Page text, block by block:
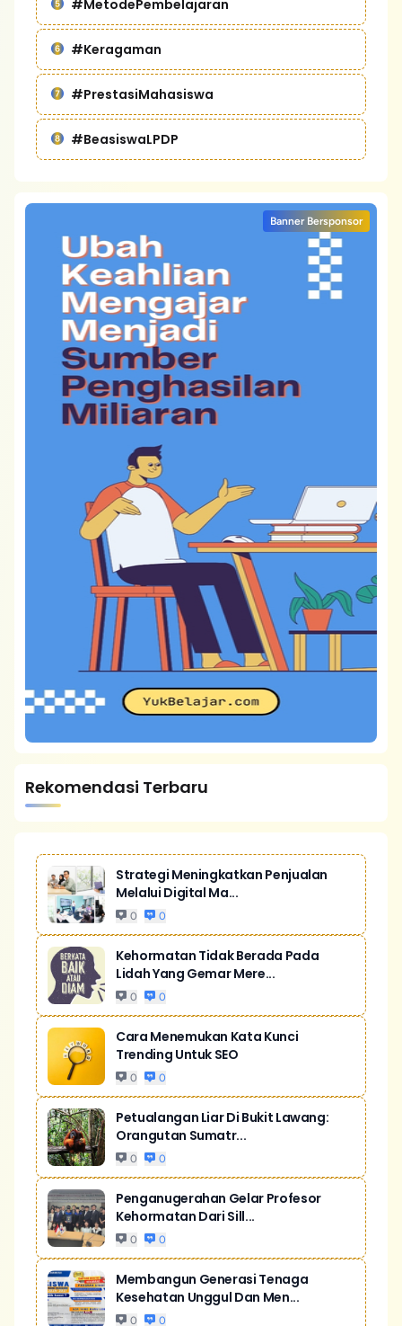
#MetodePembelajaran
#Keragaman
#PrestasiMahasiswa
#BeasiswaLPDP
Banner Bersponsor
Rekomendasi Terbaru
Strategi Meningkatkan Penjualan
Melalui Digital Ma...
0 0
Kehormatan Tidak Berada Pada
Lidah Yang Gemar Mere...
0 0
Cara Menemukan Kata Kunci
Trending Untuk SEO
0 0
Petualangan Liar Di Bukit Lawang:
Orangutan Sumatr...
0 0
Penganugerahan Gelar Profesor
Kehormatan Dari Sill...
0 0
Membangun Generasi Tenaga
Kesehatan Unggul Dan Men...
0 0